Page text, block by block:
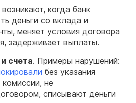
когда банк
деньги со вклада и
меняет условия договора
задерживает выплаты.
счета. Примеры нарушений:
без указания
не
списывают деньги